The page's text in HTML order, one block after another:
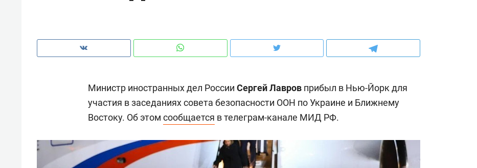
Министр иностранных дел России Сергей Лавров прибыл в Нью-Йорк для
участия в заседаниях совета безопасности ООН по Украине и Ближнему
Востоку. Об этом сообщается в телеграм-канале МИД РФ.